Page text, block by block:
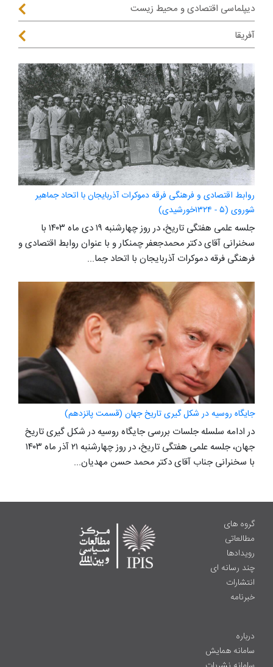
دیپلماسی اقتصادی و محیط زیست
آفریقا
روابط اقتصادی و فرهنگی فرقه دموکرات آذربایجان با اتحاد جماهیر
شوروی (۵ - ۱۳۲۴خورشیدی)
جلسه علمی هفتگی تاریخ، در روز چهارشنبه ۱۹ دی ماه ۱۴۰۳ با
سخنرانی آقای دکتر محمدجعفر چمنکار و با عنوان روابط اقتصادی و
فرهنگی فرقه دموکرات آذربایجان با اتحاد جما...
جایگاه روسیه در شکل گیری تاریخ جهان (قسمت پانزدهم)
در ادامه سلسله جلسات بررسی جایگاه روسیه در شکل گیری تاریخ
جهان، جلسه علمی هفتگی تاریخ، در روز چهارشنبه ۲۱ آذر ماه ۱۴۰۳
با سخنرانی جناب آقای دکتر محمد حسن مهدیان...
گروه های
مطالعاتی
رویدادها
چند رسانه ای
انتشارات
خبرنامه
درباره
سامانه همایش